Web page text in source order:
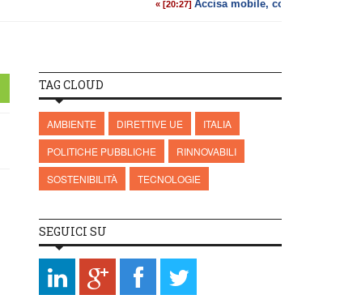
TAG CLOUD
AMBIENTE DIRETTIVE UE
ITALIA
POLITICHE PUBBLICHE
RINNOVABILI
SOSTENIBILITÀ
TECNOLOGIE
SEGUICI SU